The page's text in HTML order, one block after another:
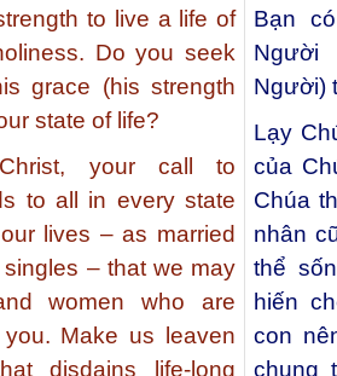
to live a life of
Do you seek
grace (his strength
state of life?
your call to
to all in every state
lives – as married
– that we may
women who are
Make us leaven
disdains life-long
Bạn
Người
Người)
Lạy
của
Chúa
nhân
thể
hiến
con
chung